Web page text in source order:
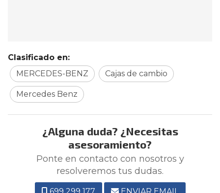
Clasificado en:
MERCEDES-BENZ
Cajas de cambio
Mercedes Benz
¿Alguna duda? ¿Necesitas
asesoramiento?
Ponte en contacto con nosotros y
resolveremos tus dudas.
699 299 177 ENVIAR EMAIL